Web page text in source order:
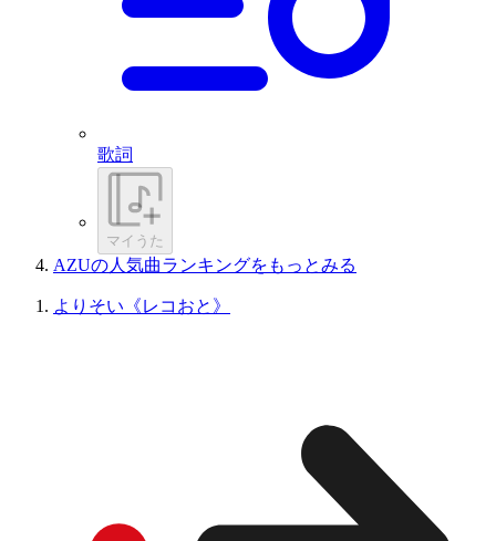
歌詞
マイうた
AZUの人気曲ランキングをもっとみる
よりそい《レコおと》